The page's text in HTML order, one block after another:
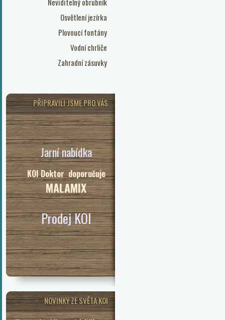
Osvětlení jezírka
Plovoucí fontány
Vodní chrliče
Zahradní zásuvky
PŘIPRAVILI JSME PRO VÁS
Jarní nabídka
KOI Doktor doporučuje
MALAMIX
Prodej KOI
NOVINKY ZE SVĚTA KOI